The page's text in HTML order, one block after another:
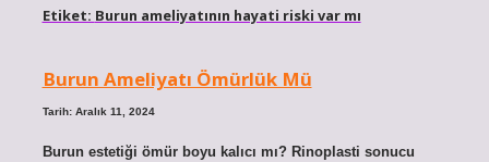
Etiket: Burun ameliyatının hayati riski var mı
Burun Ameliyatı Ömürlük Mü
Tarih: Aralık 11, 2024
Burun estetiği ömür boyu kalıcı mı? Rinoplasti sonucu